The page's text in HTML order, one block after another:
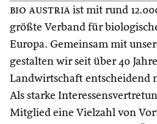
bio austria ist mit rund
größte Verband für
Europa. Gemeinsam mit
gestalten wir seit über 40
Landwirtschaft entscheidend
Als starke
Mitglied eine Vielzahl von